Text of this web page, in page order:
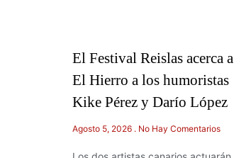
El Festival Reislas acerca a
El Hierro a los humoristas
Kike Pérez y Darío López
Agosto 5, 2026 No Hay Comentarios